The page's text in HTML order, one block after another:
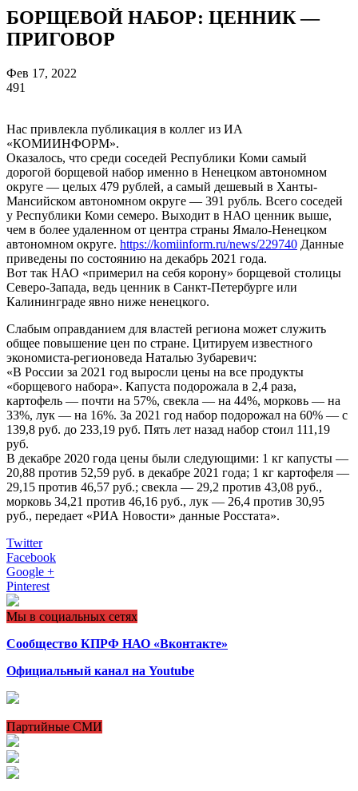
БОРЩЕВОЙ НАБОР: ЦЕННИК —
ПРИГОВОР
Фев 17, 2022
491
Нас привлекла публикация в коллег из ИА
«КОМИИНФОРМ».
Оказалось, что среди соседей Республики Коми самый
дорогой борщевой набор именно в Ненецком автономном
округе — целых 479 рублей, а самый дешевый в Ханты-
Мансийском автономном округе — 391 рубль. Всего соседей
у Республики Коми семеро. Выходит в НАО ценник выше,
чем в более удаленном от центра страны Ямало-Ненецком
автономном округе. https://komiinform.ru/news/229740 Данные
приведены по состоянию на декабрь 2021 года.
Вот так НАО «примерил на себя корону» борщевой столицы
Северо-Запада, ведь ценник в Санкт-Петербурге или
Калининграде явно ниже ненецкого.
Слабым оправданием для властей региона может служить
общее повышение цен по стране. Цитируем известного
экономиста-регионоведа Наталью Зубаревич:
«В России за 2021 год выросли цены на все продукты
«борщевого набора». Капуста подорожала в 2,4 раза,
картофель — почти на 57%, свекла — на 44%, морковь — на
33%, лук — на 16%. За 2021 год набор подорожал на 60% — с
139,8 руб. до 233,19 руб. Пять лет назад набор стоил 111,19
руб.
В декабре 2020 года цены были следующими: 1 кг капусты —
20,88 против 52,59 руб. в декабре 2021 года; 1 кг картофеля —
29,15 против 46,57 руб.; свекла — 29,2 против 43,08 руб.,
морковь 34,21 против 46,16 руб., лук — 26,4 против 30,95
руб., передает «РИА Новости» данные Росстата».
Twitter
Facebook
Google +
Pinterest
Мы в социальных сетях
Сообщество КПРФ НАО «Вконтакте»
Официальный канал на Youtube
Партийные СМИ